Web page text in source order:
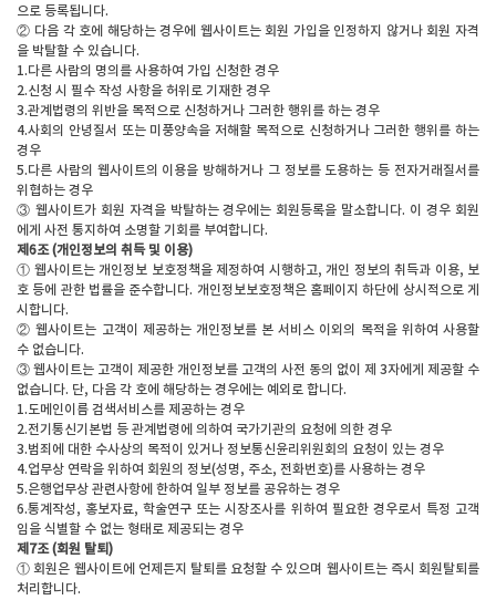
으로 등록됩니다.
② 다음 각 호에 해당하는 경우에 웹사이트는 회원 가입을 인정하지 않거나 회원 자격
을 박탈할 수 있습니다.
1.다른 사람의 명의를 사용하여 가입 신청한 경우
2.신청 시 필수 작성 사항을 허위로 기재한 경우
3.관계법령의 위반을 목적으로 신청하거나 그러한 행위를 하는 경우
4.사회의 안녕질서 또는 미풍양속을 저해할 목적으로 신청하거나 그러한 행위를 하는
경우
5.다른 사람의 웹사이트의 이용을 방해하거나 그 정보를 도용하는 등 전자거래질서를
위협하는 경우
③ 웹사이트가 회원 자격을 박탈하는 경우에는 회원등록을 말소합니다. 이 경우 회원
에게 사전 통지하여 소명할 기회를 부여합니다.
제6조 (개인정보의 취득 및 이용)
① 웹사이트는 개인정보 보호정책을 제정하여 시행하고, 개인 정보의 취득과 이용, 보
호 등에 관한 법률을 준수합니다. 개인정보보호정책은 홈페이지 하단에 상시적으로 게
시합니다.
② 웹사이트는 고객이 제공하는 개인정보를 본 서비스 이외의 목적을 위하여 사용할
수 없습니다.
③ 웹사이트는 고객이 제공한 개인정보를 고객의 사전 동의 없이 제 3자에게 제공할 수
없습니다. 단, 다음 각 호에 해당하는 경우에는 예외로 합니다.
1.도메인이름 검색서비스를 제공하는 경우
2.전기통신기본법 등 관계법령에 의하여 국가기관의 요청에 의한 경우
3.범죄에 대한 수사상의 목적이 있거나 정보통신윤리위원회의 요청이 있는 경우
4.업무상 연락을 위하여 회원의 정보(성명, 주소, 전화번호)를 사용하는 경우
5.은행업무상 관련사항에 한하여 일부 정보를 공유하는 경우
6.통계작성, 홍보자료, 학술연구 또는 시장조사를 위하여 필요한 경우로서 특정 고객
임을 식별할 수 없는 형태로 제공되는 경우
제7조 (회원 탈퇴)
① 회원은 웹사이트에 언제든지 탈퇴를 요청할 수 있으며 웹사이트는 즉시 회원탈퇴를
처리합니다.